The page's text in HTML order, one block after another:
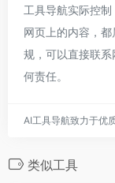
工具导航实际控
网页上的内容，
规，可以直接联
何责任。
AI工具导航致力于优
类似工具